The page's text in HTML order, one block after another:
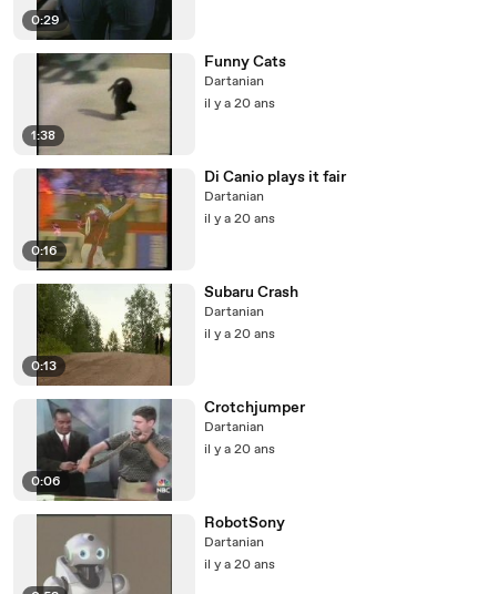
0:29
1:38
Funny Cats
Dartanian
il y a 20 ans
0:16
Di Canio plays it fair
Dartanian
il y a 20 ans
0:13
Subaru Crash
Dartanian
il y a 20 ans
0:06
Crotchjumper
Dartanian
il y a 20 ans
RobotSony
Dartanian
il y a 20 ans